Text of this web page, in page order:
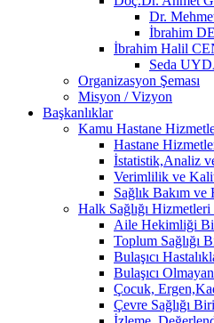
Dr.
İbrahim
İbrahim Halil
Seda
Organizasyon Şeması
Misyon / Vizyon
Başkanlıklar
Kamu Hastane
Hastane
İstatistik,Analiz
Verimlilik ve
Sağlık Bakım
Halk Sağlığı Hizmetleri
Aile Hekimliği
Toplum Sağlığı
Bulaşıcı
Bulaşıcı
Çocuk,
Çevre Sağlığı